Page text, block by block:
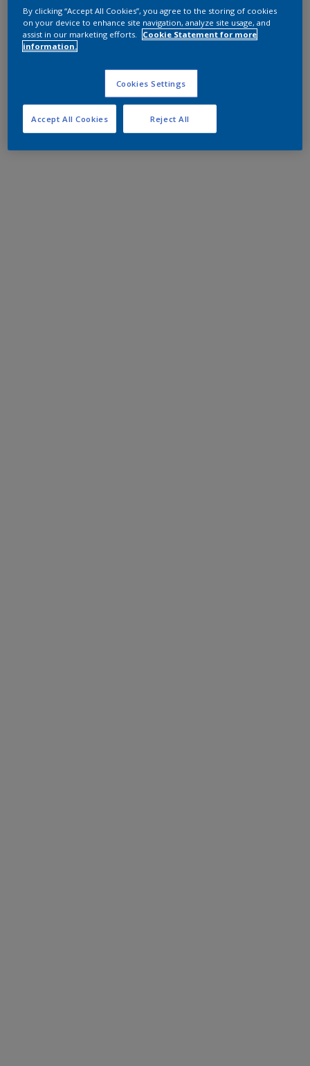
By clicking “Accept All Cookies”, you agree to the storing of cookies
on your device to enhance site navigation, analyze site usage, and
assist in our marketing efforts.
Cookie Statement for more
information.
Cookies Settings
Reject All
Accept All Cookies